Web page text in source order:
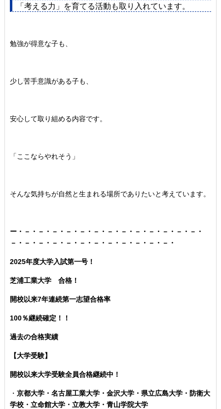
「考える力」を育てる活動も取り入れています。
勉強が得意な子も、
少し苦手意識がある子も、
安心して取り組める内容です。
「ここならやれそう」
そんな気持ちが自然と生まれる場所でありたいと考えています。
ー・－・－・－・－・－・－・－・－・－・－・－・－・－・
－・－・－・－・－・－・－・－・－・－・－・－・
2025年度大学入試第一号！
芝浦工業大学 合格！
開校以来7年連続第一志望合格率
100％継続確定！！
過去の合格実績
【大学受験】
開校以来大学受験全員合格継続中！
・ 京都大学・名古屋工業大学・金沢大学・県立広島大学・防衛大
学校・立命館大学・立教大学・青山学院大学